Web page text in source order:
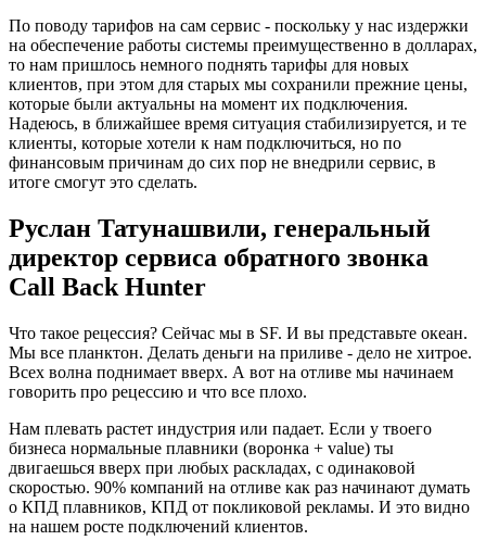
По поводу тарифов на сам сервис - поскольку у нас издержки
на обеспечение работы системы преимущественно в долларах,
то нам пришлось немного поднять тарифы для новых
клиентов, при этом для старых мы сохранили прежние цены,
которые были актуальны на момент их подключения.
Надеюсь, в ближайшее время ситуация стабилизируется, и те
клиенты, которые хотели к нам подключиться, но по
финансовым причинам до сих пор не внедрили сервис, в
итоге смогут это сделать.
Руслан Татунашвили, генеральный
директор сервиса обратного звонка
Call Back Hunter
Что такое рецессия? Сейчас мы в SF. И вы представьте океан.
Мы все планктон. Делать деньги на приливе - дело не хитрое.
Всех волна поднимает вверх. А вот на отливе мы начинаем
говорить про рецессию и что все плохо.
Нам плевать растет индустрия или падает. Если у твоего
бизнеса нормальные плавники (воронка + value) ты
двигаешься вверх при любых раскладах, с одинаковой
скоростью. 90% компаний на отливе как раз начинают думать
о КПД плавников, КПД от покликовой рекламы. И это видно
на нашем росте подключений клиентов.